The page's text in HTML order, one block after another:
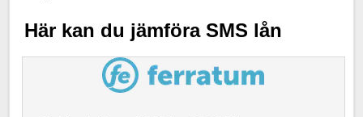
Här kan du jämföra SMS lån